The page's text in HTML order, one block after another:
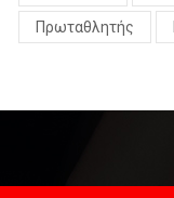
Πρωταθλητής